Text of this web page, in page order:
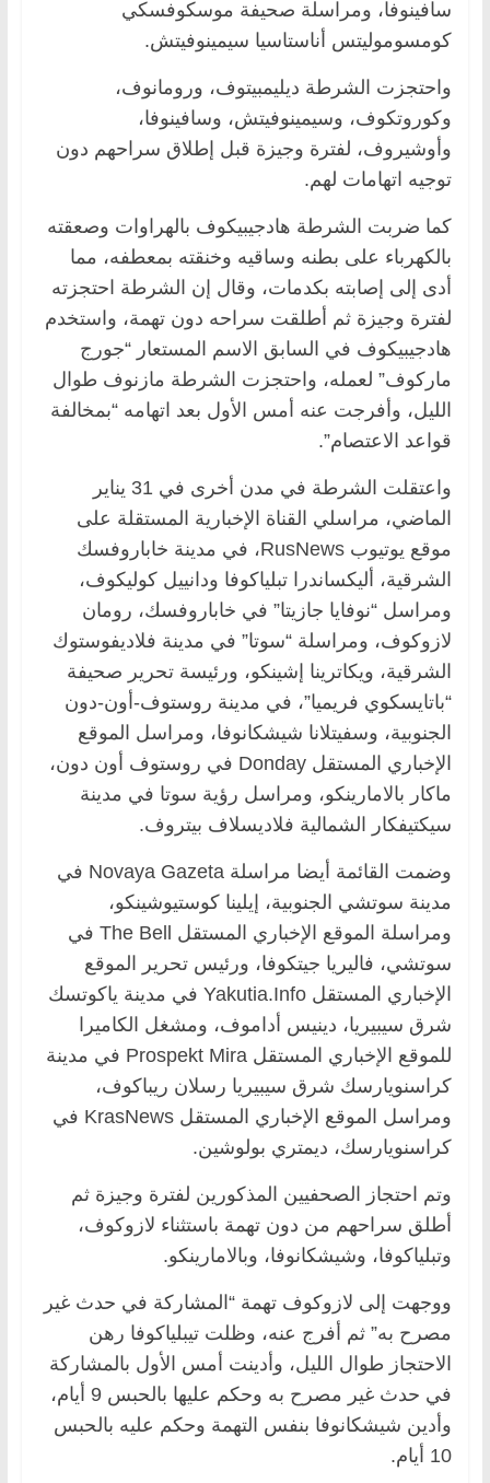
سافينوفا، ومراسلة صحيفة موسكوفسكي
كومسوموليتس أناستاسيا سيمينوفيتش.
واحتجزت الشرطة ديليمبيتوف، ورومانوف،
وكوروتكوف، وسيمينوفيتش، وسافينوفا،
وأوشيروف، لفترة وجيزة قبل إطلاق سراحهم دون
توجيه اتهامات لهم.
كما ضربت الشرطة هادجيبيكوف بالهراوات وصعقته
بالكهرباء على بطنه وساقيه وخنقته بمعطفه، مما
أدى إلى إصابته بكدمات، وقال إن الشرطة احتجزته
لفترة وجيزة ثم أطلقت سراحه دون تهمة، واستخدم
هادجيبيكوف في السابق الاسم المستعار “جورج
ماركوف” لعمله، واحتجزت الشرطة مازنوف طوال
الليل، وأفرجت عنه أمس الأول بعد اتهامه “بمخالفة
قواعد الاعتصام”.
واعتقلت الشرطة في مدن أخرى في 31 يناير
الماضي، مراسلي القناة الإخبارية المستقلة على
موقع يوتيوب RusNews، في مدينة خاباروفسك
الشرقية، أليكساندرا تبلياكوفا ودانييل كوليكوف،
ومراسل “نوفايا جازيتا” في خاباروفسك، رومان
لازوكوف، ومراسلة “سوتا” في مدينة فلاديفوستوك
الشرقية، ويكاترينا إشينكو، ورئيسة تحرير صحيفة
“باتايسكوي فريميا”، في مدينة روستوف-أون-دون
الجنوبية، وسفيتلانا شيشكانوفا، ومراسل الموقع
الإخباري المستقل Donday في روستوف أون دون،
ماكار بالامارينكو، ومراسل رؤية سوتا في مدينة
سيكتيفكار الشمالية فلاديسلاف بيتروف.
وضمت القائمة أيضا مراسلة Novaya Gazeta في
مدينة سوتشي الجنوبية، إيلينا كوستيوشينكو،
ومراسلة الموقع الإخباري المستقل The Bell في
سوتشي، فاليريا جيتكوفا، ورئيس تحرير الموقع
الإخباري المستقل Yakutia.Info في مدينة ياكوتسك
شرق سيبيريا، دينيس أداموف، ومشغل الكاميرا
للموقع الإخباري المستقل Prospekt Mira في مدينة
كراسنويارسك شرق سيبيريا رسلان ريباكوف،
ومراسل الموقع الإخباري المستقل KrasNews في
كراسنويارسك، ديمتري بولوشين.
وتم احتجاز الصحفيين المذكورين لفترة وجيزة ثم
أطلق سراحهم من دون تهمة باستثناء لازوكوف،
وتبلياكوفا، وشيشكانوفا، وبالامارينكو.
ووجهت إلى لازوكوف تهمة “المشاركة في حدث غير
مصرح به” ثم أفرج عنه، وظلت تيبلياكوفا رهن
الاحتجاز طوال الليل، وأدينت أمس الأول بالمشاركة
في حدث غير مصرح به وحكم عليها بالحبس 9 أيام،
وأدين شيشكانوفا بنفس التهمة وحكم عليه بالحبس
10 أيام.